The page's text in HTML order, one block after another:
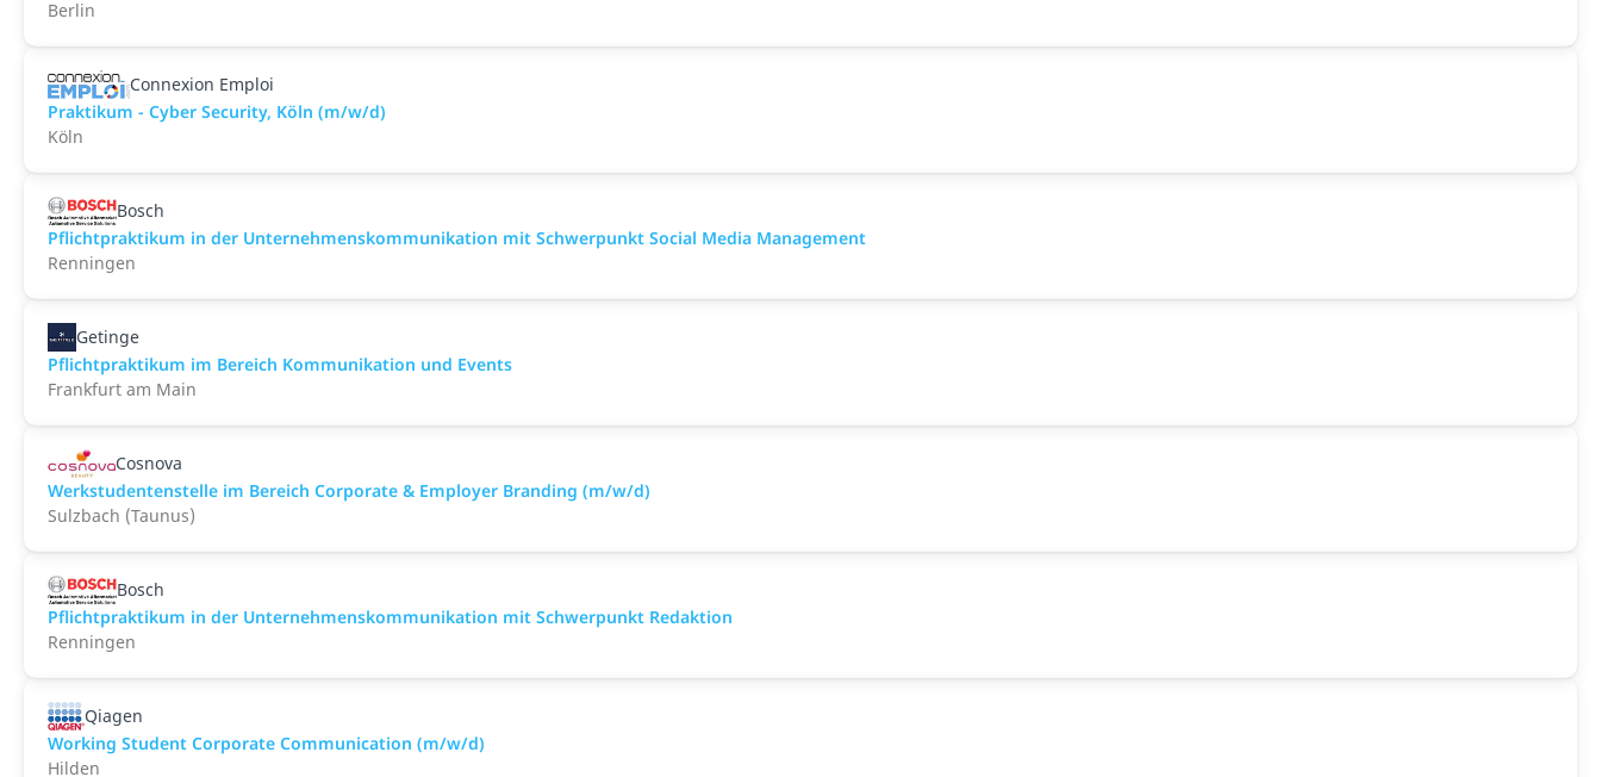
Berlin
Connexion Emploi
Praktikum - Cyber Security, Köln (m/w/d)
Köln
Bosch
Pflichtpraktikum in der Unternehmenskommunikation mit Schwerpunkt Social Media Management
Renningen
Getinge
Pflichtpraktikum im Bereich Kommunikation und Events
Frankfurt am Main
Cosnova
Werkstudentenstelle im Bereich Corporate & Employer Branding (m/w/d)
Sulzbach (Taunus)
Bosch
Pflichtpraktikum in der Unternehmenskommunikation mit Schwerpunkt Redaktion
Renningen
Qiagen
Working Student Corporate Communication (m/w/d)
Hilden